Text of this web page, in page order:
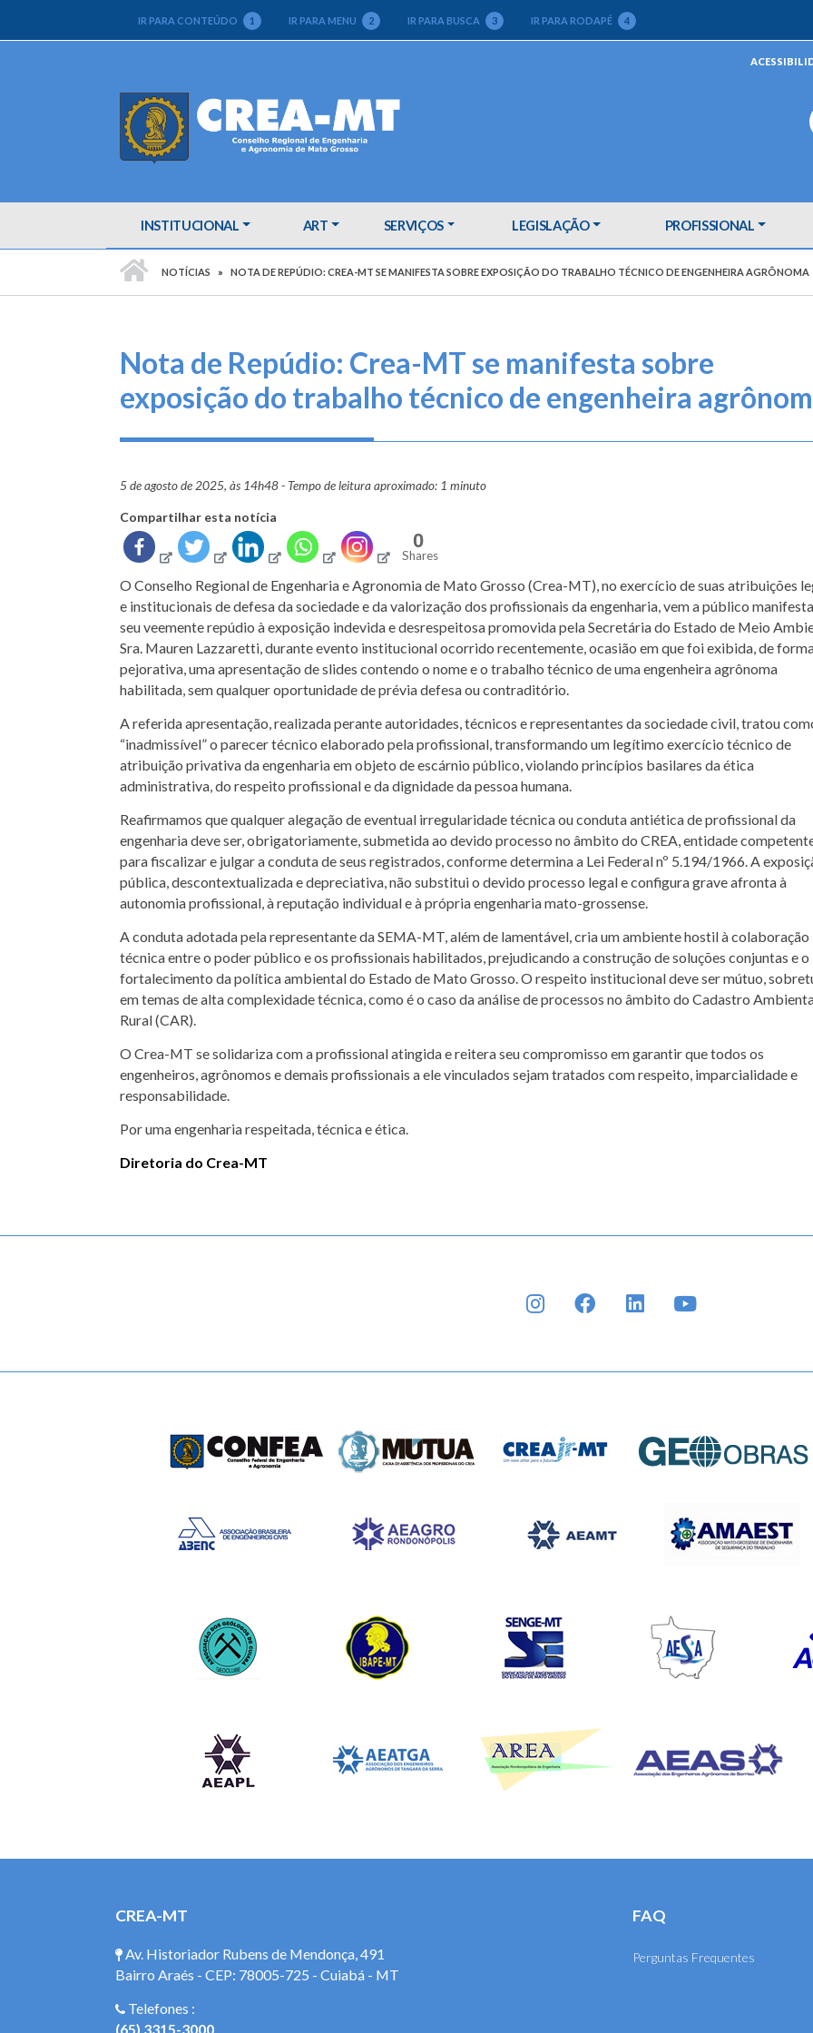
IR PARA CONTEÚDO 1 IR PARA MENU 2 IR PARA BUSCA 3 IR PARA RODAPÉ 4
INSTITUCIONAL ART SERVIÇOS LEGISLAÇÃO PROFISSIONAL
PÁGINA INICIAL
NOTÍCIAS NOTA DE REPÚDIO: CREA-MT SE MANIFESTA SOBRE EXPOSIÇÃO DO TRABALHO TÉCNICO DE ENGENHEIRA AGRÔNOMA
Nota de Repúdio: Crea-MT se manifesta sobre
exposição do trabalho técnico de engenheira
5 de agosto de 2025, às 14h48 - Tempo de leitura aproximado: 1 minuto
Compartilhar esta notícia
0
Shares
O Conselho Regional de Engenharia e Agronomia de Mato Grosso (Crea-MT), no exercício de suas atribuições
e institucionais de defesa da sociedade e da valorização dos profissionais da engenharia, vem a público
seu veemente repúdio à exposição indevida e desrespeitosa promovida pela Secretária do Estado de Meio
Sra. Mauren Lazzaretti, durante evento institucional ocorrido recentemente, ocasião em que foi exibida, de
pejorativa, uma apresentação de slides contendo o nome e o trabalho técnico de uma engenheira agrônoma
habilitada, sem qualquer oportunidade de prévia defesa ou contraditório.
A referida apresentação, realizada perante autoridades, técnicos e representantes da sociedade civil, tratou
“inadmissível” o parecer técnico elaborado pela profissional, transformando um legítimo exercício técnico de
atribuição privativa da engenharia em objeto de escárnio público, violando princípios basilares da ética
administrativa, do respeito profissional e da dignidade da pessoa humana.
Reafirmamos que qualquer alegação de eventual irregularidade técnica ou conduta antiética de profissional da
engenharia deve ser, obrigatoriamente, submetida ao devido processo no âmbito do CREA, entidade
para fiscalizar e julgar a conduta de seus registrados, conforme determina a Lei Federal nº 5.194/1966. A
pública, descontextualizada e depreciativa, não substitui o devido processo legal e configura grave afronta à
autonomia profissional, à reputação individual e à própria engenharia mato-grossense.
A conduta adotada pela representante da SEMA-MT, além de lamentável, cria um ambiente hostil à colaboração
técnica entre o poder público e os profissionais habilitados, prejudicando a construção de soluções conjuntas e o
fortalecimento da política ambiental do Estado de Mato Grosso. O respeito institucional deve ser mútuo,
em temas de alta complexidade técnica, como é o caso da análise de processos no âmbito do Cadastro
Rural (CAR).
O Crea-MT se solidariza com a profissional atingida e reitera seu compromisso em garantir que todos os
engenheiros, agrônomos e demais profissionais a ele vinculados sejam tratados com respeito, imparcialidade e
responsabilidade.
Por uma engenharia respeitada, técnica e ética.
Diretoria do Crea-MT
INSTAGRAMFACEBOOKLINKEDIN
CREA-MT
Av. Historiador Rubens de Mendonça, 491
Bairro Araés - CEP: 78005-725 - Cuiabá - MT
Telefones :
(65) 3315-3000
FAQ
Perguntas Frequentes